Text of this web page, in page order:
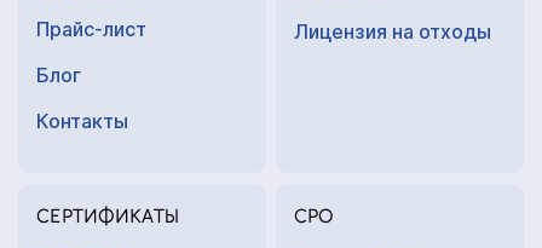
Прайс-лист
Блог
Контакты
Лицензия на отходы
СЕРТИФИКАТЫ СРО